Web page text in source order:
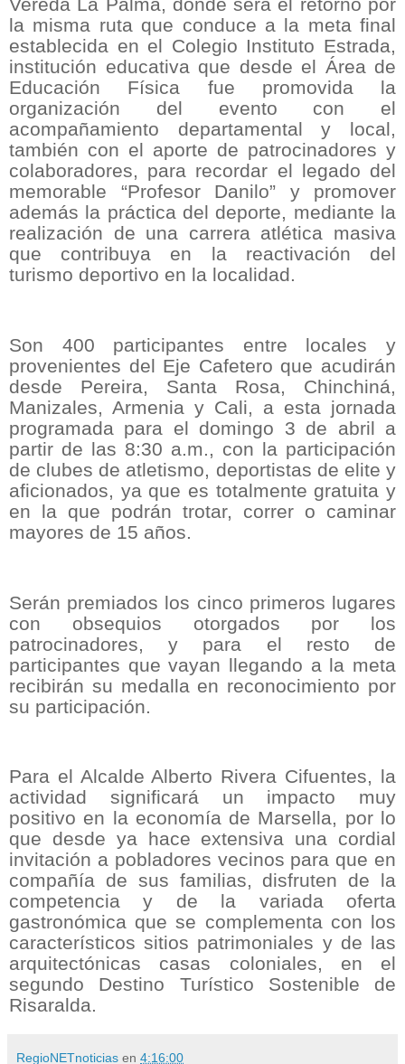
Vereda La Palma, donde será el retorno por
la misma ruta que conduce a la meta final
establecida en el Colegio Instituto Estrada,
institución educativa que desde el Área de
Educación Física fue promovida la
organización del evento con el
acompañamiento departamental y local,
también con el aporte de patrocinadores y
colaboradores, para recordar el legado del
memorable “Profesor Danilo” y promover
además la práctica del deporte, mediante la
realización de una carrera atlética masiva
que contribuya en la reactivación del
turismo deportivo en la localidad.
Son 400 participantes entre locales y
provenientes del Eje Cafetero que acudirán
desde Pereira, Santa Rosa, Chinchiná,
Manizales, Armenia y Cali, a esta jornada
programada para el domingo 3 de abril a
partir de las 8:30 a.m., con la participación
de clubes de atletismo, deportistas de elite y
aficionados, ya que es totalmente gratuita y
en la que podrán trotar, correr o caminar
mayores de 15 años.
Serán premiados los cinco primeros lugares
con obsequios otorgados por los
patrocinadores, y para el resto de
participantes que vayan llegando a la meta
recibirán su medalla en reconocimiento por
su participación.
Para el Alcalde Alberto Rivera Cifuentes, la
actividad significará un impacto muy
positivo en la economía de Marsella, por lo
que desde ya hace extensiva una cordial
invitación a pobladores vecinos para que en
compañía de sus familias, disfruten de la
competencia y de la variada oferta
gastronómica que se complementa con los
característicos sitios patrimoniales y de las
arquitectónicas casas coloniales, en el
segundo Destino Turístico Sostenible de
Risaralda.
RegioNETnoticias en 4:16:00